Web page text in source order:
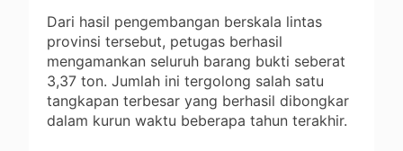
Dari hasil pengembangan berskala lintas
provinsi tersebut, petugas berhasil
mengamankan seluruh barang bukti seberat
3,37 ton. Jumlah ini tergolong salah satu
tangkapan terbesar yang berhasil dibongkar
dalam kurun waktu beberapa tahun terakhir.